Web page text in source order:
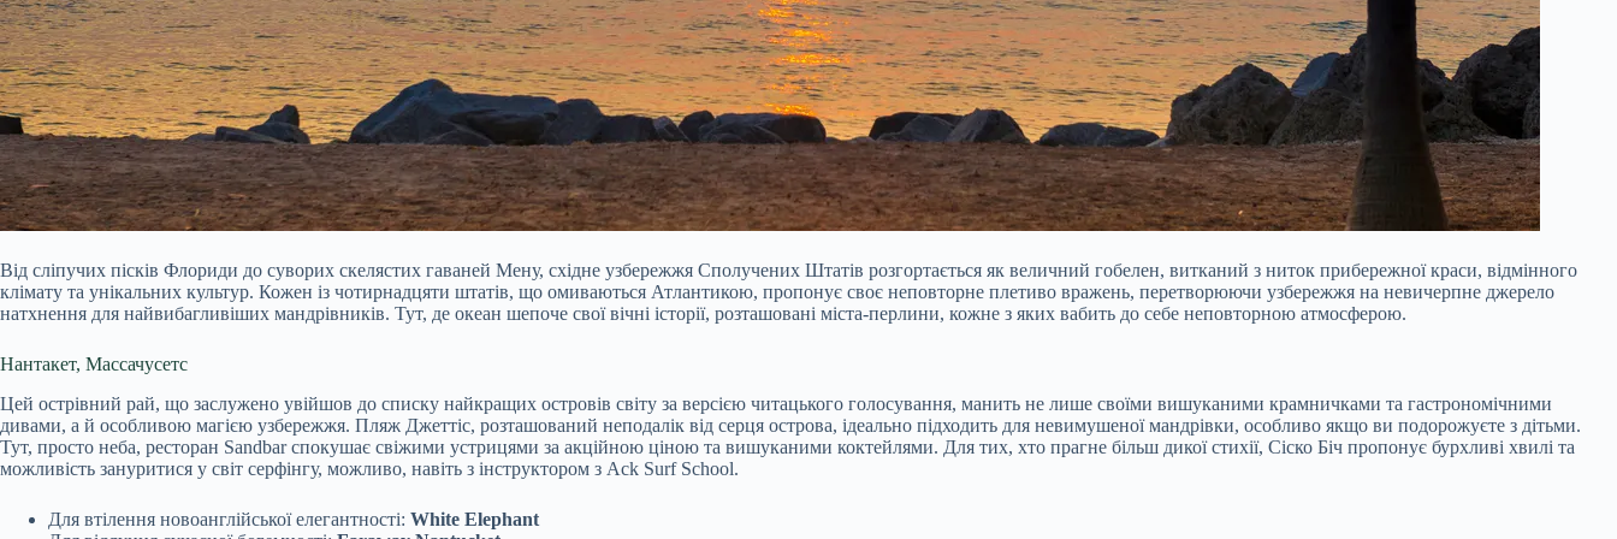
Від сліпучих пісків Флориди до суворих скелястих гаваней Мену, східне узбережжя Сполучених Штатів розгортається як величний гобелен, витканий з ниток прибережної краси, відмінного
клімату та унікальних культур. Кожен із чотирнадцяти штатів, що омиваються Атлантикою, пропонує своє неповторне плетиво вражень, перетворюючи узбережжя на невичерпне джерело
натхнення для найвибагливіших мандрівників. Тут, де океан шепоче свої вічні історії, розташовані міста-перлини, кожне з яких вабить до себе неповторною атмосферою.
Нантакет, Массачусетс
Цей острівний рай, що заслужено увійшов до списку найкращих островів світу за версією читацького голосування, манить не лише своїми вишуканими крамничками та гастрономічними
дивами, а й особливою магією узбережжя. Пляж Джеттіс, розташований неподалік від серця острова, ідеально підходить для невимушеної мандрівки, особливо якщо ви подорожуєте з дітьми.
Тут, просто неба, ресторан Sandbar спокушає свіжими устрицями за акційною ціною та вишуканими коктейлями. Для тих, хто прагне більш дикої стихії, Сіско Біч пропонує бурхливі хвилі та
можливість зануритися у світ серфінгу, можливо, навіть з інструктором з Ack Surf School.
Для втілення новоанглійської елегантності: White Elephant